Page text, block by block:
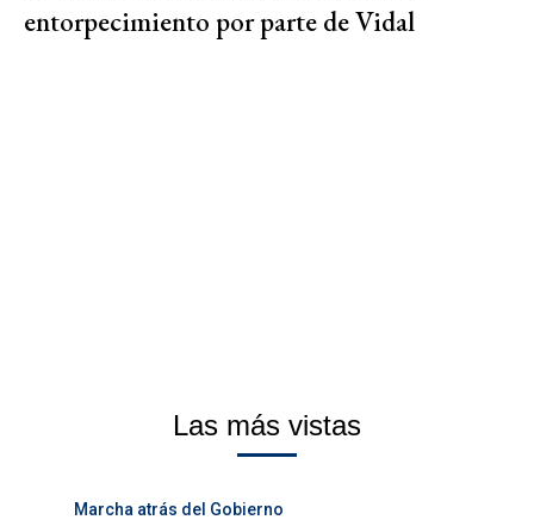
entorpecimiento por parte de Vidal
Las más vistas
Marcha atrás del Gobierno